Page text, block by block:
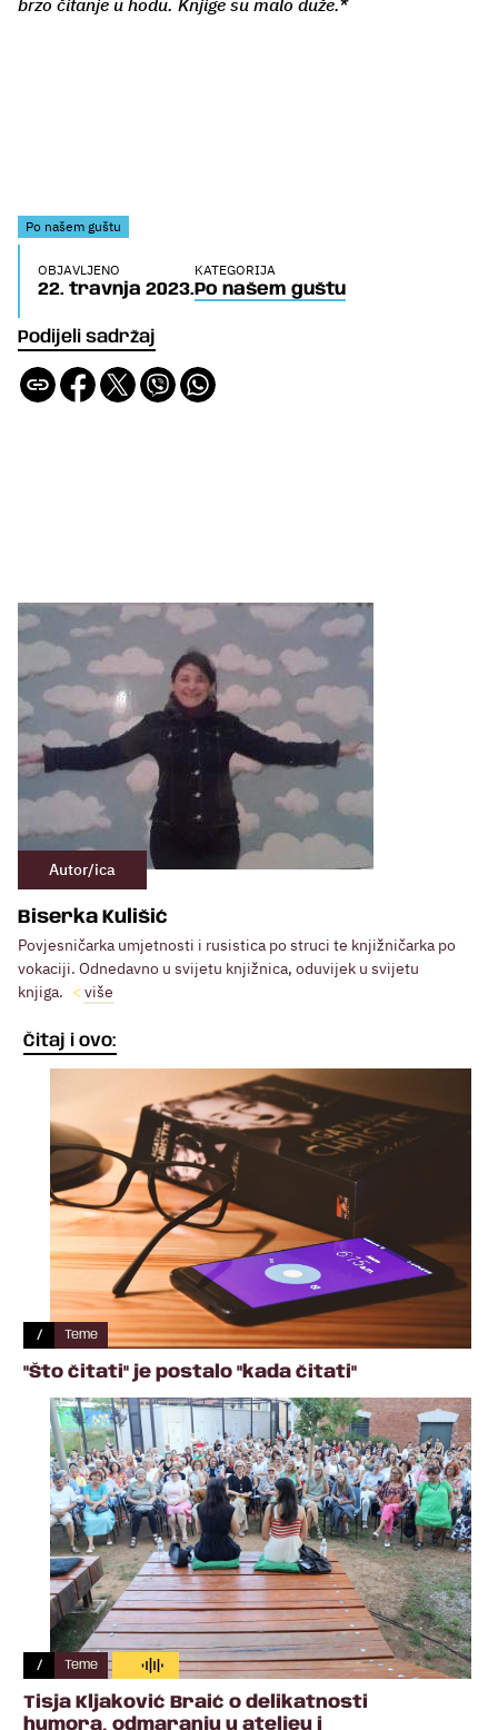
Podijeli sadržaj
Autor/ica
Biserka Kulišić
Povjesničarka umjetnosti i rusistica po struci te knjižničarka po
vokaciji. Odnedavno u svijetu knjižnica, oduvijek u svijetu
knjiga.
više
brzo čitanje u hodu. Knjige su malo duže.*
Po našem guštu
OBJAVLJENO
22. travnja 2023.
KATEGORIJA
Po našem guštu
Čitaj i ovo:
/ Teme
"Što čitati" je postalo "kada čitati"
/ Teme
Tisja Kljaković Braić o delikatnosti
humora, odmaranju u ateljeu i